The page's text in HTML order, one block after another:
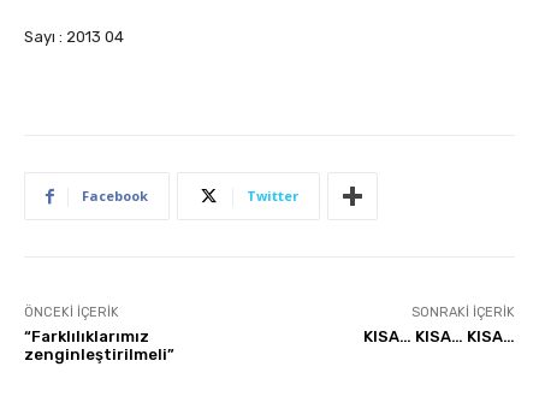
Sayı : 2013 04
Facebook Twitter
ÖNCEKI İÇERIK
“Farklılıklarımız
zenginleştirilmeli”
SONRAKI İÇERIK
KISA… KISA… KISA…